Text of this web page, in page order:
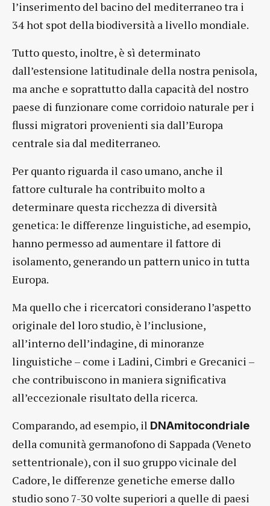
l’inserimento del bacino del mediterraneo tra i
34 hot spot della biodiversità a livello mondiale.
Tutto questo, inoltre, è sì determinato
dall’estensione latitudinale della nostra penisola,
ma anche e soprattutto dalla capacità del nostro
paese di funzionare come corridoio naturale per i
flussi migratori provenienti sia dall’Europa
centrale sia dal mediterraneo.
Per quanto riguarda il caso umano, anche il
fattore culturale ha contribuito molto a
determinare questa ricchezza di diversità
genetica: le differenze linguistiche, ad esempio,
hanno permesso ad aumentare il fattore di
isolamento, generando un pattern unico in tutta
Europa.
Ma quello che i ricercatori considerano l’aspetto
originale del loro studio, è l’inclusione,
all’interno dell’indagine, di minoranze
linguistiche – come i Ladini, Cimbri e Grecanici –
che contribuiscono in maniera significativa
all’eccezionale risultato della ricerca.
Comparando, ad esempio, il DNAmitocondriale
della comunità germanofono di Sappada (Veneto
settentrionale), con il suo gruppo vicinale del
Cadore, le differenze genetiche emerse dallo
studio sono 7-30 volte superiori a quelle di paesi